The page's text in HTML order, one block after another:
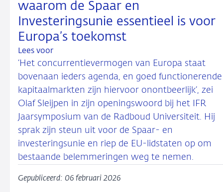
waarom de Spaar en
Investeringsunie essentieel is voor
Europa’s toekomst
Lees voor
‘Het concurrentievermogen van Europa staat
bovenaan ieders agenda, en goed functionerende
kapitaalmarkten zijn hiervoor onontbeerlijk’, zei
Olaf Sleijpen in zijn openingswoord bij het IFR
Jaarsymposium van de Radboud Universiteit. Hij
sprak zijn steun uit voor de Spaar- en
investeringsunie en riep de EU-lidstaten op om
bestaande belemmeringen weg te nemen.
Gepubliceerd: 06 februari 2026